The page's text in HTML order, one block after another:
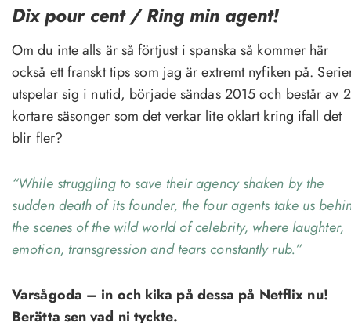
Dix pour cent / Ring min agent!
Om du inte alls är så förtjust i spanska så kommer här
också ett franskt tips som jag är extremt nyfiken på.
utspelar sig i nutid, började sändas 2015 och består av 2
kortare säsonger som det verkar lite oklart kring ifall det
blir fler?
“While struggling to save their agency shaken by the
sudden death of its founder, the four agents take us
the scenes of the wild world of celebrity, where laughter,
emotion, transgression and tears constantly rub.”
Varsågoda – in och kika på dessa på Netflix nu!
Berätta sen vad ni tyckte.